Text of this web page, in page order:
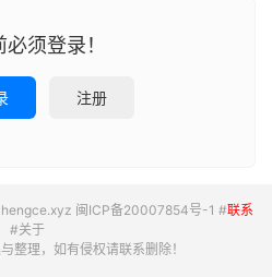
须登录！
注册
闽ICP备20007854号-1 #联系
#关于
整理，如有侵权请联系删除！